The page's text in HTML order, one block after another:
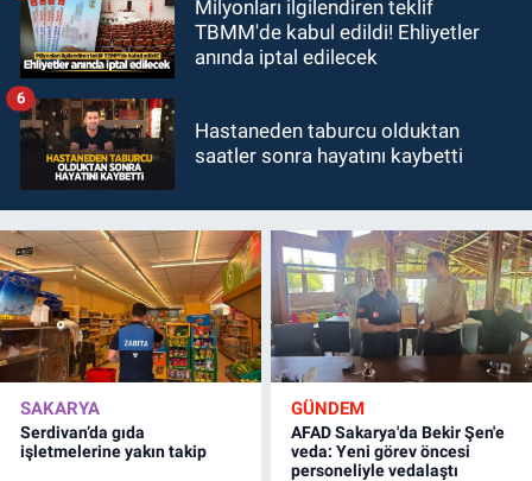
Milyonları ilgilendiren teklif
TBMM'de kabul edildi! Ehliyetler
anında iptal edilecek
Hastaneden taburcu olduktan
saatler sonra hayatını kaybetti
6
SAKARYA
Serdivan’da gıda
işletmelerine yakın takip
GÜNDEM
AFAD Sakarya'da Bekir Şen'e
veda: Yeni görev öncesi
personeliyle vedalaştı